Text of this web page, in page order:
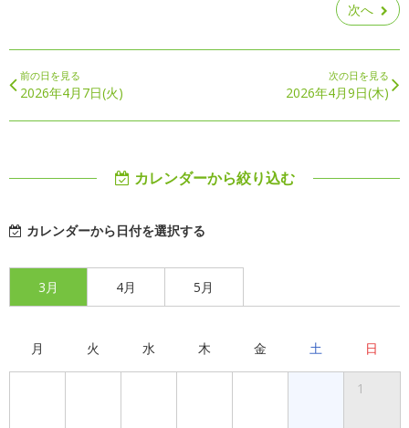
次へ
前の日を見る
2026年4月7日(火)
次の日を見る
2026年4月9日(木)
カレンダーから絞り込む
カレンダーから日付を選択する
3月 4月 5月
月 火 水 木 金 土 日
1